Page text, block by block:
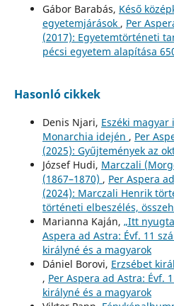
Gábor Barabás, Késő
egyetemjárások , Per
(2017): Egyetemtörténeti
pécsi egyetem alapítása
Hasonló cikkek
Denis Njari, Eszéki magyar
Monarchia idején , Per
(2025): Gyűjtemények az
József Hudi, Marczali
(1867–1870) , Per Aspera
(2024): Marczali Henrik
történeti elbeszélés,
Marianna Kaján, „Itt
Aspera ad Astra: Évf. 11
királyné és a magyarok
Dániel Borovi, Erzsébet
, Per Aspera ad Astra: Évf.
királyné és a magyarok